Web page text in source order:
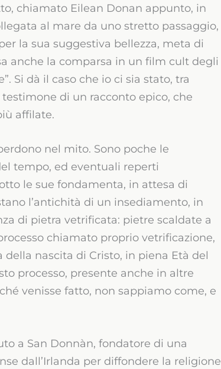
chiamato Eilean Donan appunto, in
al mare da uno stretto passaggio,
la sua suggestiva bellezza, meta di
anche la comparsa in un film cult degli
Si dà il caso che io ci sia stato, tra
di un racconto epico, che
affilate.
nel mito. Sono poche le
tempo, ed eventuali reperti
le sue fondamenta, in attesa di
l’antichità di un insediamento, in
di pietra vetrificata: pietre scaldate a
chiamato proprio vetrificazione,
nascita di Cristo, in piena Età del
processo, presente anche in altre
venisse fatto, non sappiamo come, e
a San Donnàn, fondatore di una
dall’Irlanda per diffondere la religione